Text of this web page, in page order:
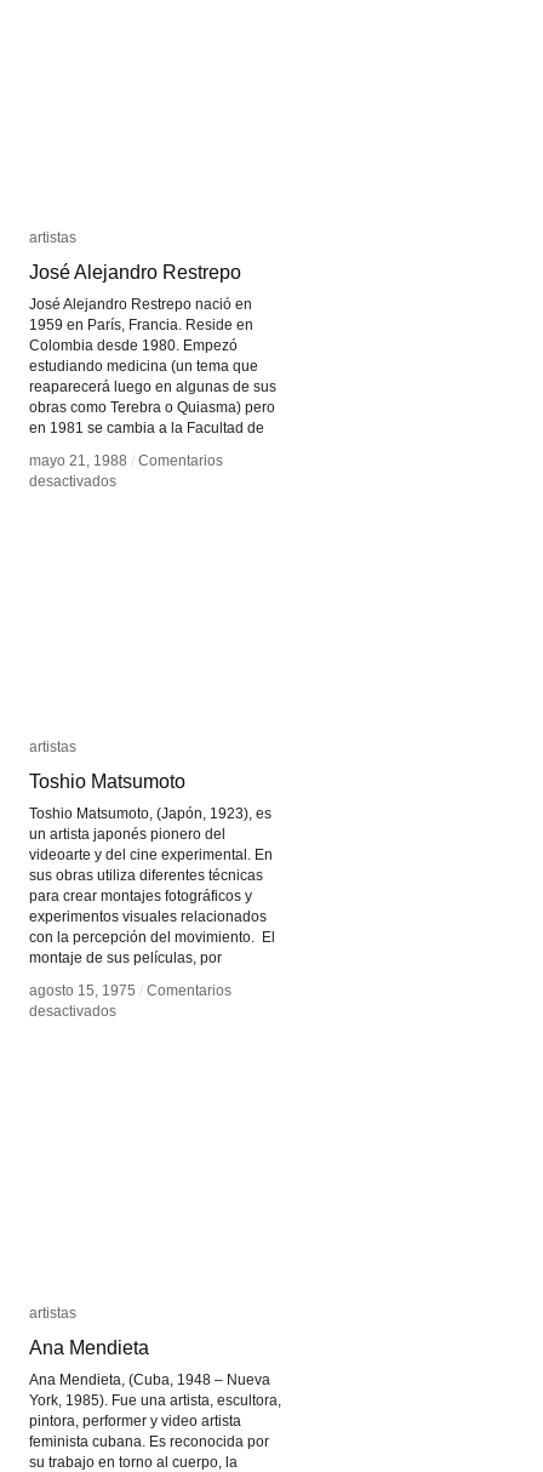
artistas
José Alejandro Restrepo
José Alejandro Restrepo nació en
1959 en París, Francia. Reside en
Colombia desde 1980. Empezó
estudiando medicina (un tema que
reaparecerá luego en algunas de sus
obras como Terebra o Quiasma) pero
en 1981 se cambia a la Facultad de
mayo 21, 1988 / Comentarios
desactivadosen
artistas
José Alejandro Restrepo
mayo 21, 1988 / Comentarios
desactivadosen
artistas
Toshio Matsumoto
Toshio Matsumoto, (Japón, 1923), es
un artista japonés pionero del
videoarte y del cine experimental. En
sus obras utiliza diferentes técnicas
para crear montajes fotográficos y
experimentos visuales relacionados
con la percepción del movimiento. El
montaje de sus películas, por
agosto 15, 1975 / Comentarios
desactivadosen
artistas
Toshio Matsumoto
agosto 15, 1975 / Comentarios
desactivadosen
artistas
Ana Mendieta
Ana Mendieta, (Cuba, 1948 – Nueva
York, 1985). Fue una artista, escultora,
pintora, performer y video artista
feminista cubana. Es reconocida por
su trabajo en torno al cuerpo, la
artistas
Ana Mendieta